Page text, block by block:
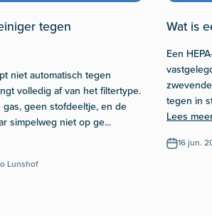
tegen
niet automatisch tegen
volledig af van het filtertype.
geen stofdeeltje, en de
simpelweg niet op ge...
Lunshof
Wat is
Een
tegen in
Lees
16 jun.